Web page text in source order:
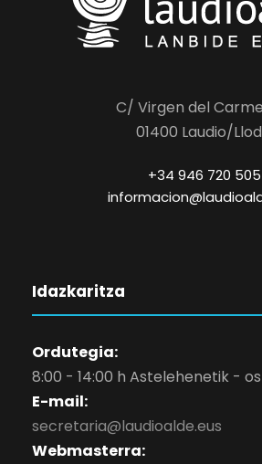
C/ Virgen del
01400 Laudio/
+34 946 720 505
Idazkaritza
Ordutegia:
8:00 - 14:00 h Astelehenetik -
E-mail:
secretaria@laudioalde.eus
Webmasterra: